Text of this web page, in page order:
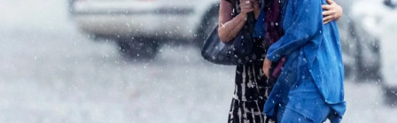
KÜLTÜR-SANAT